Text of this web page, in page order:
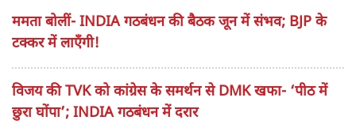
ममता बोलीं- INDIA गठबंधन की बैठक जून में संभव; BJP के
टक्कर में लाएँगी!
विजय की TVK को कांग्रेस के समर्थन से DMK खफा- ‘पीठ में
छुरा घोंपा’; INDIA गठबंधन में दरार